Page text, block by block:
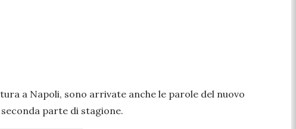
a Napoli, sono arrivate anche le parole del nuovo
parte di stagione.